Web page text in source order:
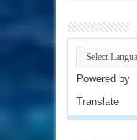
Powered by
Translate